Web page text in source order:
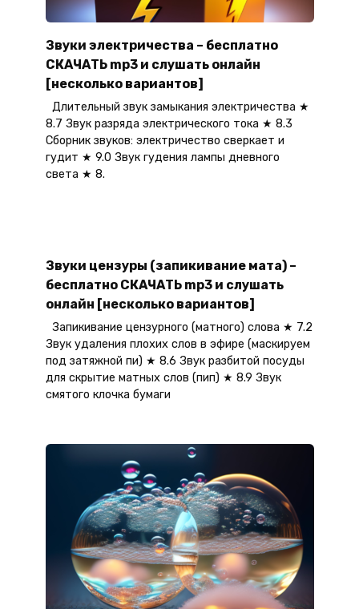
Звуки электричества – бесплатно
СКАЧАТЬ mp3 и слушать онлайн
[несколько вариантов]
Длительный звук замыкания электричества ★
8.7 Звук разряда электрического тока ★ 8.3
Сборник звуков: электричество сверкает и
гудит ★ 9.0 Звук гудения лампы дневного
света ★ 8.
Звуки цензуры (запикивание мата) –
бесплатно СКАЧАТЬ mp3 и слушать
онлайн [несколько вариантов]
Запикивание цензурного (матного) слова ★ 7.2
Звук удаления плохих слов в эфире (маскируем
под затяжной пи) ★ 8.6 Звук разбитой посуды
для скрытие матных слов (пип) ★ 8.9 Звук
смятого клочка бумаги